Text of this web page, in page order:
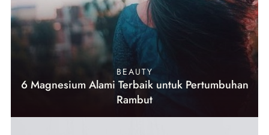
BEAUTY
6 Magnesium Alami Terbaik untuk Pertumbuhan
Rambut